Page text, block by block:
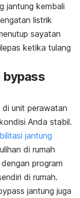
jantung kembali
listrik
sayatan
ketika tulang
bypass
unit perawatan
Anda stabil.
jantung
di rumah
program
di rumah.
jantung juga